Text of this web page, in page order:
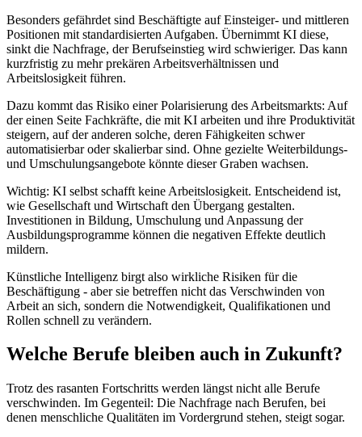
Besonders gefährdet sind Beschäftigte auf Einsteiger- und mittleren
Positionen mit standardisierten Aufgaben. Übernimmt KI diese,
sinkt die Nachfrage, der Berufseinstieg wird schwieriger. Das kann
kurzfristig zu mehr prekären Arbeitsverhältnissen und
Arbeitslosigkeit führen.
Dazu kommt das Risiko einer Polarisierung des Arbeitsmarkts: Auf
der einen Seite Fachkräfte, die mit KI arbeiten und ihre Produktivität
steigern, auf der anderen solche, deren Fähigkeiten schwer
automatisierbar oder skalierbar sind. Ohne gezielte Weiterbildungs-
und Umschulungsangebote könnte dieser Graben wachsen.
Wichtig: KI selbst schafft keine Arbeitslosigkeit. Entscheidend ist,
wie Gesellschaft und Wirtschaft den Übergang gestalten.
Investitionen in Bildung, Umschulung und Anpassung der
Ausbildungsprogramme können die negativen Effekte deutlich
mildern.
Künstliche Intelligenz birgt also wirkliche Risiken für die
Beschäftigung - aber sie betreffen nicht das Verschwinden von
Arbeit an sich, sondern die Notwendigkeit, Qualifikationen und
Rollen schnell zu verändern.
Welche Berufe bleiben auch in Zukunft?
Trotz des rasanten Fortschritts werden längst nicht alle Berufe
verschwinden. Im Gegenteil: Die Nachfrage nach Berufen, bei
denen menschliche Qualitäten im Vordergrund stehen, steigt sogar.